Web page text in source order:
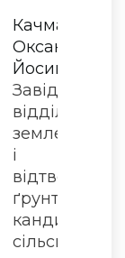
Качмар
Оксана
Йосипівна
Завідувач
відділу
і
відтворення
ґрунтів,
кандидат